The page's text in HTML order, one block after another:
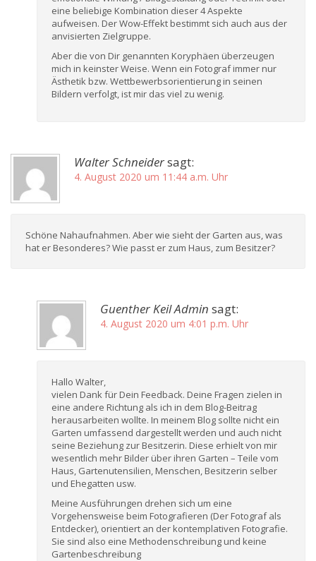
eine beliebige Kombination dieser 4 Aspekte
aufweisen. Der Wow-Effekt bestimmt sich auch aus der
anvisierten Zielgruppe.
Aber die von Dir genannten Koryphäen überzeugen
mich in keinster Weise. Wenn ein Fotograf immer nur
Ästhetik bzw. Wettbewerbsorientierung in seinen
Bildern verfolgt, ist mir das viel zu wenig.
Walter Schneidersagt:
4. August 2020 um 11:44 a.m. Uhr
Schöne Nahaufnahmen. Aber wie sieht der Garten aus, was
hat er Besonderes? Wie passt er zum Haus, zum Besitzer?
Guenther Keil Admin sagt:
4. August 2020 um 4:01 p.m. Uhr
Hallo Walter,
vielen Dank für Dein Feedback. Deine Fragen zielen in
eine andere Richtung als ich in dem Blog-Beitrag
herausarbeiten wollte. In meinem Blog sollte nicht ein
Garten umfassend dargestellt werden und auch nicht
seine Beziehung zur Besitzerin. Diese erhielt von mir
wesentlich mehr Bilder über ihren Garten – Teile vom
Haus, Gartenutensilien, Menschen, Besitzerin selber
und Ehegatten usw.
Meine Ausführungen drehen sich um eine
Vorgehensweise beim Fotografieren (Der Fotograf als
Entdecker), orientiert an der kontemplativen Fotografie.
Sie sind also eine Methodenschreibung und keine
Gartenbeschreibung